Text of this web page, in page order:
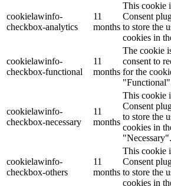
cookielawinfo-
checkbox-analytics
11
months
This cookie
Consent
to store the
cookies in
cookielawinfo-
checkbox-functional
11
months
The cookie
consent to
for the
cookielawinfo-
checkbox-necessary
11
months
This cookie
Consent
to store the
cookies in
"Necessary".
cookielawinfo-
checkbox-others
11
months
This cookie
Consent
to store the
cookies in